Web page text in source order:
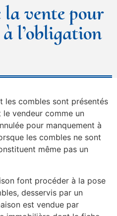
la vente pour
l’obligation
les combles sont présentés
le vendeur comme un
pour manquement à
les combles ne sont
même pas un
font procéder à la pose
desservis par un
est vendue par